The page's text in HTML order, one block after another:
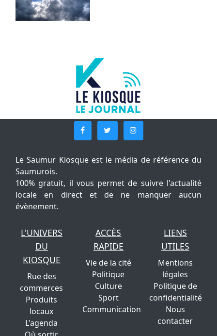
Le Saumur Kiosque est le média de référence du
Saumurois.
100% gratuit, il vous permet de suivre l'actualité
locale en direct et de ne manquer aucun
évènement.
L'UNIVERS
DU
KIOSQUE
Rue des
commerces
Produits
locaux
L'agenda
ACCÈS
RAPIDE
Vie de la cité
Politique
Culture
Sport
Communication
LIENS
UTILES
Mentions
légales
Politique de
confidentialité
Nous
contacter